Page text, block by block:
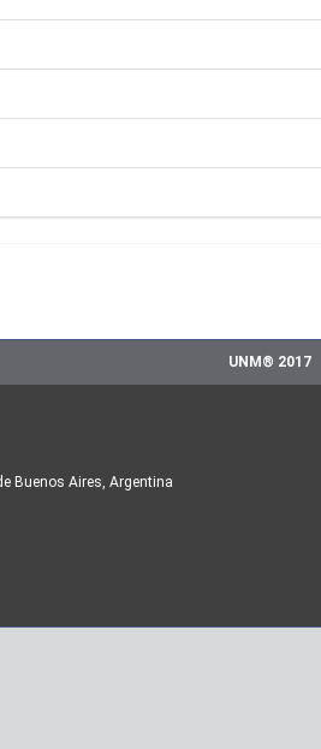
UNM® 2017
Buenos Aires, Argentina